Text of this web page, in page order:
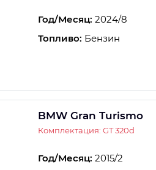
Год/Месяц: 2024/8
Топливо: Бензин
BMW Gran Turismo
Комплектация: GT 320d
Год/Месяц: 2015/2